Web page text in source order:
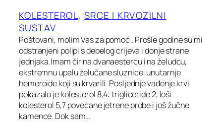
KOLESTEROL, SRCE I KRVOZILNI
SUSTAV
Poštovani, molim Vas za pomoć . Prošle godine su mi
odstranjeni polipi s debelog crijeva i donje strane
jednjaka.Imam čir na dvanaestercu i na želudcu,
ekstremnu upalu želučane sluznice, unutarnje
hemeroide koji su krvarili. Posljednje vađenje krvi
pokazalo je kolesterol 8,4: trigliceride 2, loši
kolesterol 5,7 povećane jetrene probe i još žučne
kamence. Dok sam…